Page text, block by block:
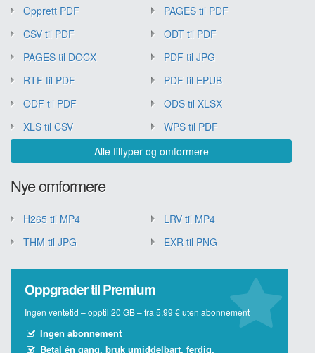
Opprett PDF
PAGES til PDF
CSV til PDF
ODT til PDF
PAGES til DOCX
PDF til JPG
RTF til PDF
PDF til EPUB
ODF til PDF
ODS til XLSX
XLS til CSV
WPS til PDF
Alle filtyper og omformere
Nye omformere
H265 til MP4
LRV til MP4
THM til JPG
EXR til PNG
Oppgrader til Premium
Ingen ventetid – opptil 20 GB – fra 5,99 € uten abonnement
Ingen abonnement
Betal én gang, bruk umiddelbart, ferdig.